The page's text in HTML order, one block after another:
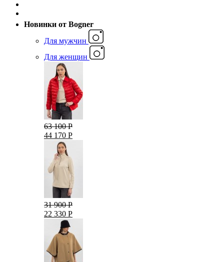
Новинки от Bogner
Для мужчин
Для женщин
63 100 Р
44 170 Р
31 900 Р
22 330 Р